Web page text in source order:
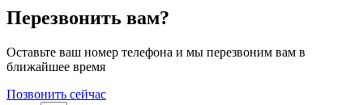
Перезвонить вам?
Оставьте ваш номер телефона и мы перезвоним вам в
ближайшее время
Позвонить сейчас